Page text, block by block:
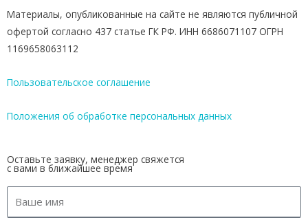
Материалы, опубликованные на сайте не являются публичной
офертой согласно 437 статье ГК РФ. ИНН 6686071107 ОГРН
1169658063112
Пользовательское соглашение
Положения об обработке персональных данных
Оставьте заявку, менеджер свяжется
с вами в ближайшее время